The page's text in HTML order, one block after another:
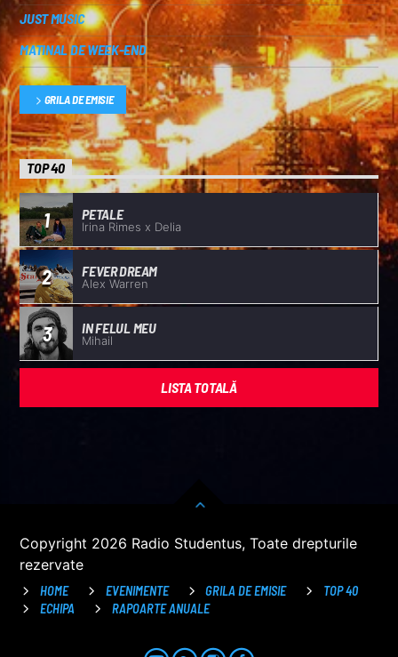
JUST MUSIC
MATINAL DE WEEK-END
GRILA DE EMISIE
TOP 40
1 PETALE
Irina Rimes x Delia
2 FEVER DREAM
Alex Warren
3 IN FELUL MEU
Mihail
LISTA TOTALĂ
Copyright 2026 Radio Studentus, Toate drepturile
rezervate
HOME EVENIMENTE GRILA DE EMISIE
TOP 40
ECHIPA
RAPOARTE ANUALE